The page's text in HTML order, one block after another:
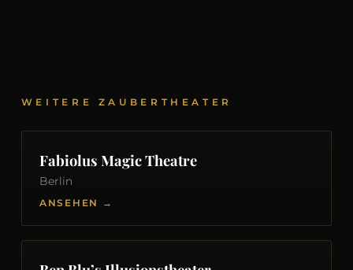
WEITERE ZAUBERTHEATER
Fabiolus Magic Theatre
Berlin
ANSEHEN →